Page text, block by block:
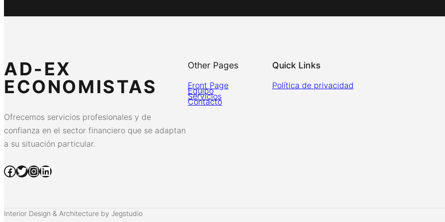
AD-EX
ECONOMISTAS
Ofrecemos servicios profesionales y de
confianza en el sector financiero que se adaptan
a su situación particular.
Facebook Twitter InstagramLinkedIn
Other Pages
Front Page
Equipo
Servicios
Contacto
Quick Links
Política de privacidad
Interior Design & Architecture by Jegstudio